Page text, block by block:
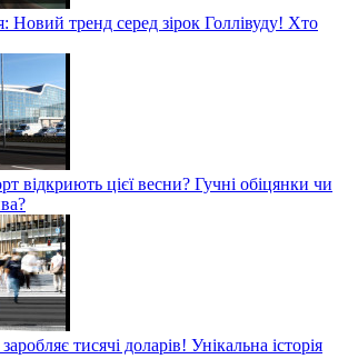
Новий тренд серед зірок Голлівуду! Хто
відкриють цієї весни? Гучні обіцянки чи
тисячі доларів! Унікальна історія